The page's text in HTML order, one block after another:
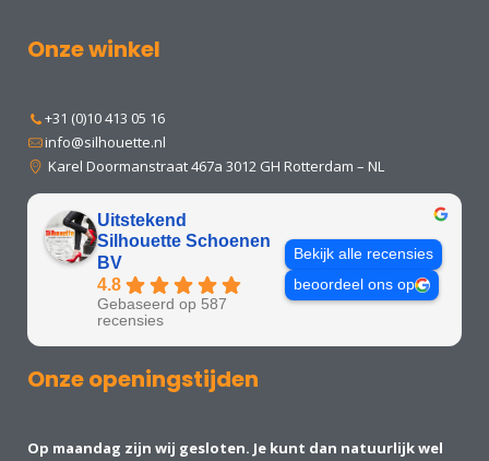
Onze winkel
+31 (0)10 413 05 16
info@silhouette.nl
Karel Doormanstraat 467a 3012 GH Rotterdam – NL
Uitstekend
Silhouette Schoenen
BV
4.8
Gebaseerd op 587
recensies
Bekijk alle recensies
beoordeel ons op
Onze openingstijden
Op maandag zijn wij gesloten. Je kunt dan natuurlijk wel